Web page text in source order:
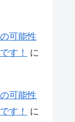
可能性
す！
に
可能性
す！
に